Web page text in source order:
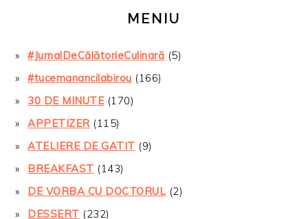
MENIU
#JurnalDeCălătorieCulinară (5)
#tucemanancilabirou (166)
30 DE MINUTE(170)
APPETIZER(115)
ATELIERE DE GATIT (9)
BREAKFAST (143)
DE VORBA CU DOCTORUL (2)
DESSERT (232)